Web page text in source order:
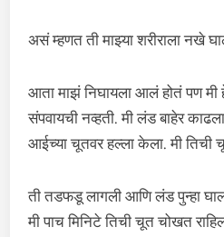
असं म्हणत ती माझ्या शरीराला नखे
आता माझं निघायला आलं होतं पण
संपवायची नव्हती. मी लंड बाहेर
आईच्या चूतवर हल्ला केला. मी तिची
ती तडफडू लागली आणि लंड पुन्हा
मी पाच मिनिटे तिची चूत चोखत